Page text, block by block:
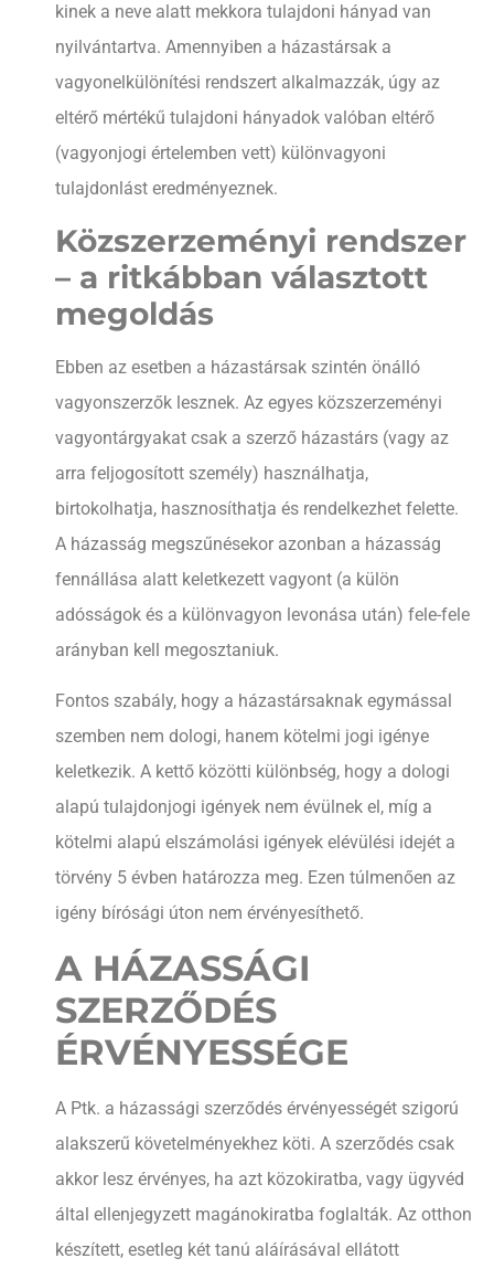
kinek a neve alatt mekkora tulajdoni hányad van
nyilvántartva. Amennyiben a házastársak a
vagyonelkülönítési rendszert alkalmazzák, úgy az
eltérő mértékű tulajdoni hányadok valóban eltérő
(vagyonjogi értelemben vett) különvagyoni
tulajdonlást eredményeznek.
Közszerzeményi rendszer
– a ritkábban választott
megoldás
Ebben az esetben a házastársak szintén önálló
vagyonszerzők lesznek. Az egyes közszerzeményi
vagyontárgyakat csak a szerző házastárs (vagy az
arra feljogosított személy) használhatja,
birtokolhatja, hasznosíthatja és rendelkezhet felette.
A házasság megszűnésekor azonban a házasság
fennállása alatt keletkezett vagyont (a külön
adósságok és a különvagyon levonása után) fele-fele
arányban kell megosztaniuk.
Fontos szabály, hogy a házastársaknak egymással
szemben nem dologi, hanem kötelmi jogi igénye
keletkezik. A kettő közötti különbség, hogy a dologi
alapú tulajdonjogi igények nem évülnek el, míg a
kötelmi alapú elszámolási igények elévülési idejét a
törvény 5 évben határozza meg. Ezen túlmenően az
igény bírósági úton nem érvényesíthető.
A HÁZASSÁGI
SZERZŐDÉS
ÉRVÉNYESSÉGE
A Ptk. a házassági szerződés érvényességét szigorú
alakszerű követelményekhez köti. A szerződés csak
akkor lesz érvényes, ha azt közokiratba, vagy ügyvéd
által ellenjegyzett magánokiratba foglalták. Az otthon
készített, esetleg két tanú aláírásával ellátott